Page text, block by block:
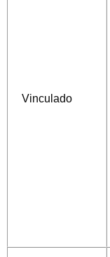
Vinculado